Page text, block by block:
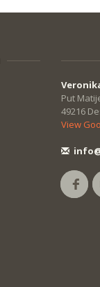
Put
49216
View